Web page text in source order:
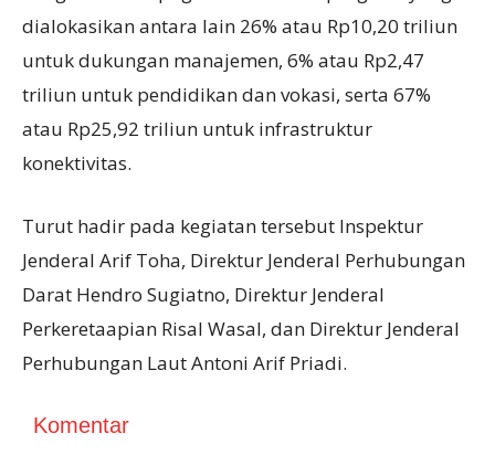
dialokasikan antara lain 26% atau Rp10,20 triliun
untuk dukungan manajemen, 6% atau Rp2,47
triliun untuk pendidikan dan vokasi, serta 67%
atau Rp25,92 triliun untuk infrastruktur
konektivitas.
Turut hadir pada kegiatan tersebut Inspektur
Jenderal Arif Toha, Direktur Jenderal Perhubungan
Darat Hendro Sugiatno, Direktur Jenderal
Perkeretaapian Risal Wasal, dan Direktur Jenderal
Perhubungan Laut Antoni Arif Priadi.
Komentar